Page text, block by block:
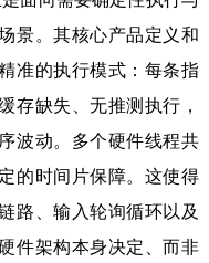
景。其核心产品定义和
准的执行模式：每条指
存缺失、无推测执行，
波动。多个硬件线程共
的时间片保障。这使得
路、输入轮询循环以及
件架构本身决定、而非